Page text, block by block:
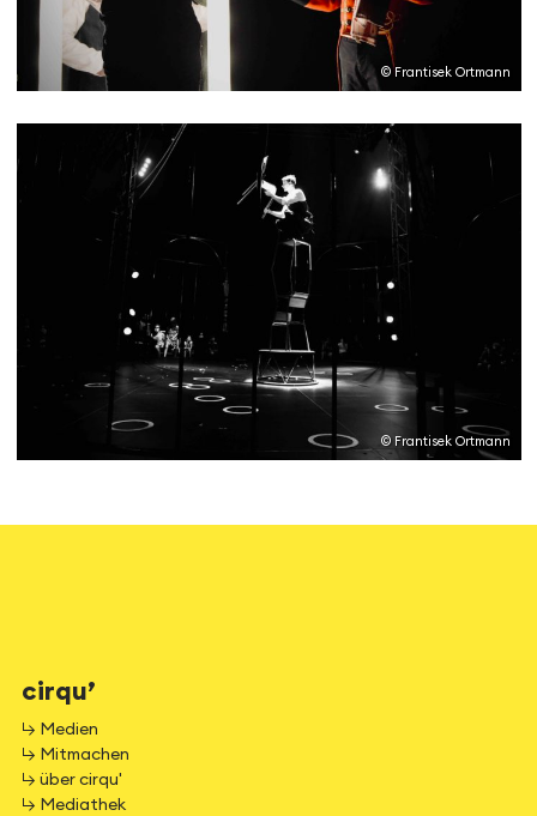
© Frantisek Ortmann
© Frantisek Ortmann
cirqu’
↳ Medien
↳ Mitmachen
↳ über cirqu'
↳ Mediathek